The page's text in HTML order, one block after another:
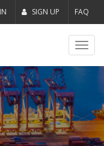
SIGN UP FAQ